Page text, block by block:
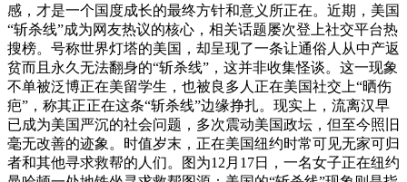
感，才是一个国度成长的最终方针和意义所正在。近期，美国
“斩杀线”成为网友热议的核心，相关话题屡次登上社交平台热
搜榜。号称世界灯塔的美国，却呈现了一条让通俗人从中产返
贫而且永久无法翻身的“斩杀线”，这并非收集怪谈。这一现象
不单被泛博正在美留学生，也被良多人正在美国社交上“晒伤
疤”，称其正正在这条“斩杀线”边缘挣扎。现实上，流离汉早
已成为美国严沉的社会问题，多次震动美国政坛，但至今照旧
毫无改善的迹象。时值岁末，正在美国纽约时常可见无家可归
者和其他寻求救帮的人们。图为12月17日，一名女子正在纽约